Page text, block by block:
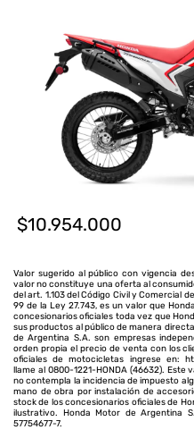
$10.954.000
Valor sugerido al público con vigencia
valor no constituye una oferta al
del art. 1.103 del Código Civil y Comercial
99 de la Ley 27.743, es un valor que
concesionarios oficiales toda vez que
sus productos al público de manera
de Argentina S.A. son empresas
orden propia el precio de venta con los
oficiales de motocicletas ingrese en:
llame al 0800-1221-HONDA (46632).
no contempla la incidencia de impuesto
mano de obra por instalación de
stock de los concesionarios oficiales de
ilustrativo. Honda Motor de Argentina
57754677-7.